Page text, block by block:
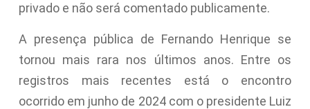
privado e não será comentado publicamente.
A presença pública de Fernando Henrique se
tornou mais rara nos últimos anos. Entre os
registros mais recentes está o encontro
ocorrido em junho de 2024 com o presidente Luiz